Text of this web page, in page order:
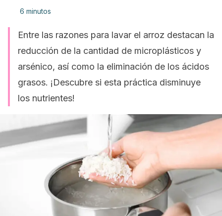
6 minutos
Entre las razones para lavar el arroz destacan la
reducción de la cantidad de microplásticos y
arsénico, así como la eliminación de los ácidos
grasos. ¡Descubre si esta práctica disminuye
los nutrientes!